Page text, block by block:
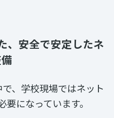
、安全で安定したネ
、学校現場ではネット
になっています。